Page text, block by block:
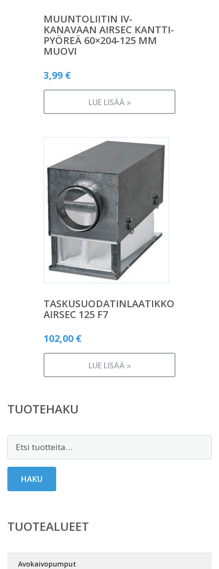
MUUNTOLIITIN IV-
KANAVAAN AIRSEC KANTTI-
PYÖREÄ 60×204-125 MM
MUOVI
3,99 €
LUE LISÄÄ »
TASKUSUODATINLAATIKKO
AIRSEC 125 F7
102,00 €
LUE LISÄÄ »
TUOTEHAKU
Etsi:
HAKU
TUOTEALUEET
Avokaivopumput